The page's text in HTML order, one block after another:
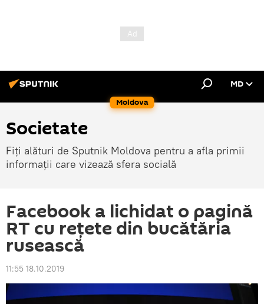
Moldova
MD
Societate
Fiți alături de Sputnik Moldova pentru a afla primii
informații care vizează sfera socială
Facebook a lichidat o pagină
RT cu rețete din bucătăria
rusească
11:55 18.10.2019